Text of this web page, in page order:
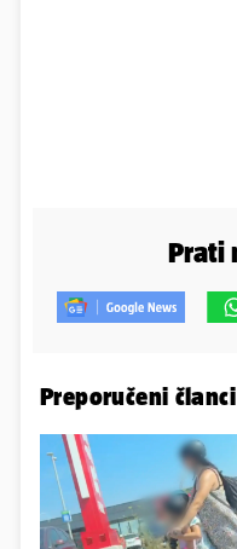
Prati
Preporučeni članci